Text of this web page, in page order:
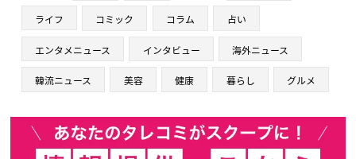
ライフ コミック コラム 占い
エンタメニュース インタビュー 海外ニュース
韓流ニュース 美容 健康 暮らし グルメ